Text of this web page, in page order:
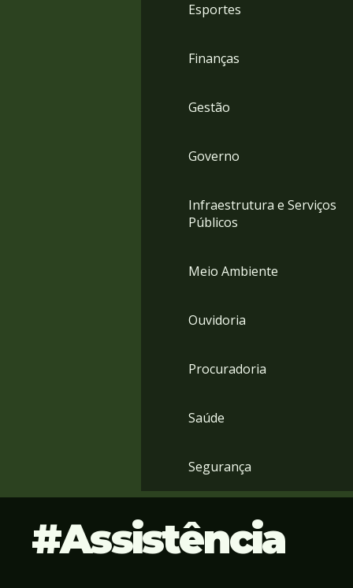
Esportes
Finanças
Gestão
Governo
Infraestrutura e Serviços
Públicos
Meio Ambiente
Ouvidoria
Procuradoria
Saúde
Segurança
Assistência